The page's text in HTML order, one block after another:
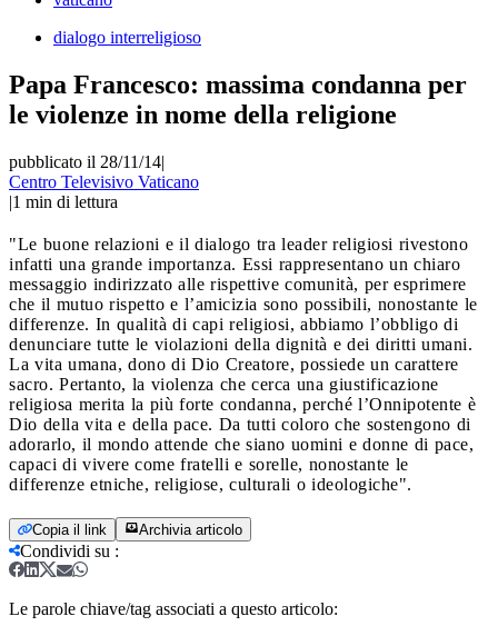
dialogo interreligioso
Papa Francesco: massima condanna per
le violenze in nome della religione
pubblicato il 28/11/14|
Centro Televisivo Vaticano
|1 min di lettura
"Le buone relazioni e il dialogo tra leader religiosi rivestono
infatti una grande importanza. Essi rappresentano un chiaro
messaggio indirizzato alle rispettive comunità, per esprimere
che il mutuo rispetto e l’amicizia sono possibili, nonostante le
differenze. In qualità di capi religiosi, abbiamo l’obbligo di
denunciare tutte le violazioni della dignità e dei diritti umani.
La vita umana, dono di Dio Creatore, possiede un carattere
sacro. Pertanto, la violenza che cerca una giustificazione
religiosa merita la più forte condanna, perché l’Onnipotente è
Dio della vita e della pace. Da tutti coloro che sostengono di
adorarlo, il mondo attende che siano uomini e donne di pace,
capaci di vivere come fratelli e sorelle, nonostante le
differenze etniche, religiose, culturali o ideologiche".
Copia il link Archivia articolo
Condividi su :
Le parole chiave/tag associati a questo articolo: